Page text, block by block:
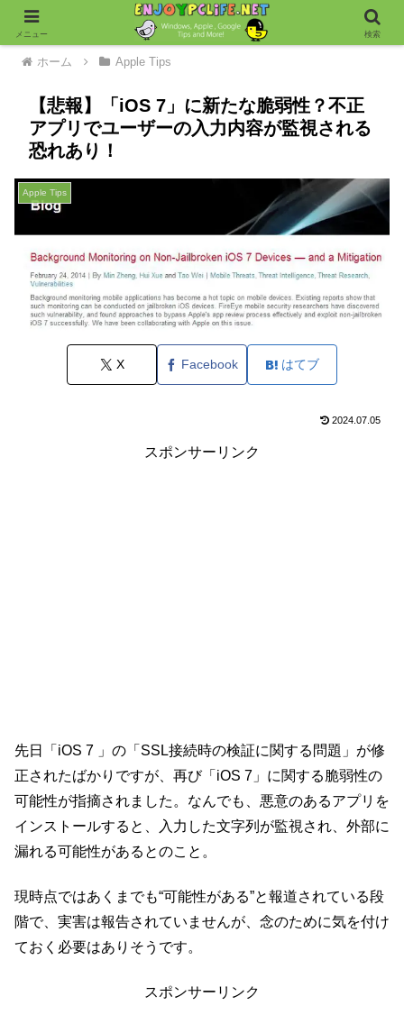
ホーム Apple Tips
【悲報】「iOS 7」に新たな脆弱性？不正
アプリでユーザーの入力内容が監視される
恐れあり！
Apple Tips
X Facebook はてブ
2024.07.05
スポンサーリンク
先日「iOS 7 」の「SSL接続時の検証に関する問題」が修
正されたばかりですが、再び「iOS 7」に関する脆弱性の
可能性が指摘されました。なんでも、悪意のあるアプリを
インストールすると、入力した文字列が監視され、外部に
漏れる可能性があるとのこと。
現時点ではあくまでも“可能性がある”と報道されている段
階で、実害は報告されていませんが、念のために気を付け
ておく必要はありそうです。
スポンサーリンク
メニュー 検索